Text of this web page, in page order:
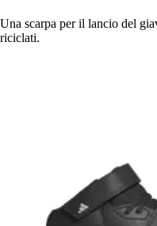
Una scarpa per il lancio del
riciclati.